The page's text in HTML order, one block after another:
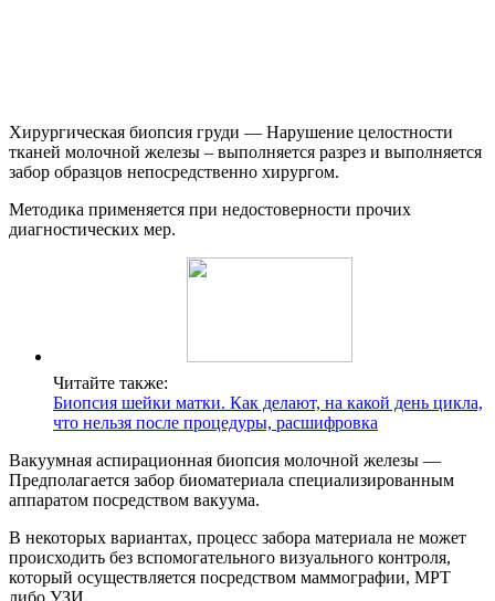
Хирургическая биопсия груди — Нарушение целостности
тканей молочной железы – выполняется разрез и выполняется
забор образцов непосредственно хирургом.
Методика применяется при недостоверности прочих
диагностических мер.
Читайте также:
Биопсия шейки матки. Как делают, на какой день цикла,
что нельзя после процедуры, расшифровка
Вакуумная аспирационная биопсия молочной железы —
Предполагается забор биоматериала специализированным
аппаратом посредством вакуума.
В некоторых вариантах, процесс забора материала не может
происходить без вспомогательного визуального контроля,
который осуществляется посредством маммографии, МРТ
либо УЗИ.